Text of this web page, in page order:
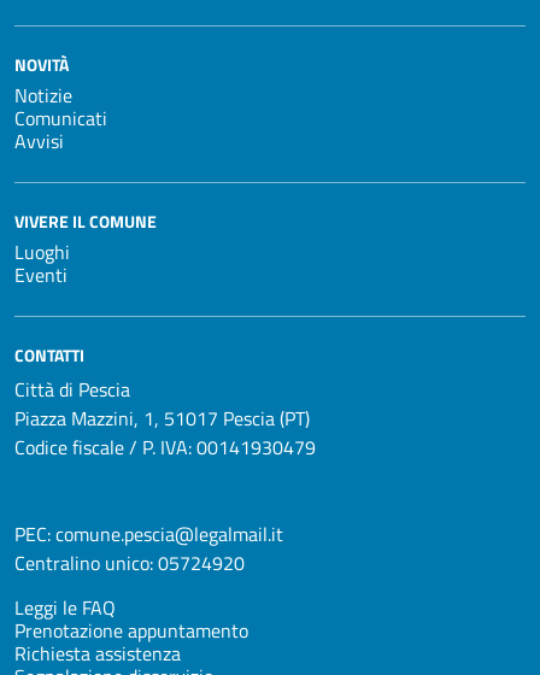
NOVITÀ
Notizie
Comunicati
Avvisi
VIVERE IL COMUNE
Luoghi
Eventi
CONTATTI
Città di Pescia
Piazza Mazzini, 1, 51017 Pescia (PT)
Codice fiscale / P. IVA: 00141930479
PEC:comune.pescia@legalmail.it
Centralino unico:05724920
Leggi le FAQ
Prenotazione appuntamento
Richiesta assistenza